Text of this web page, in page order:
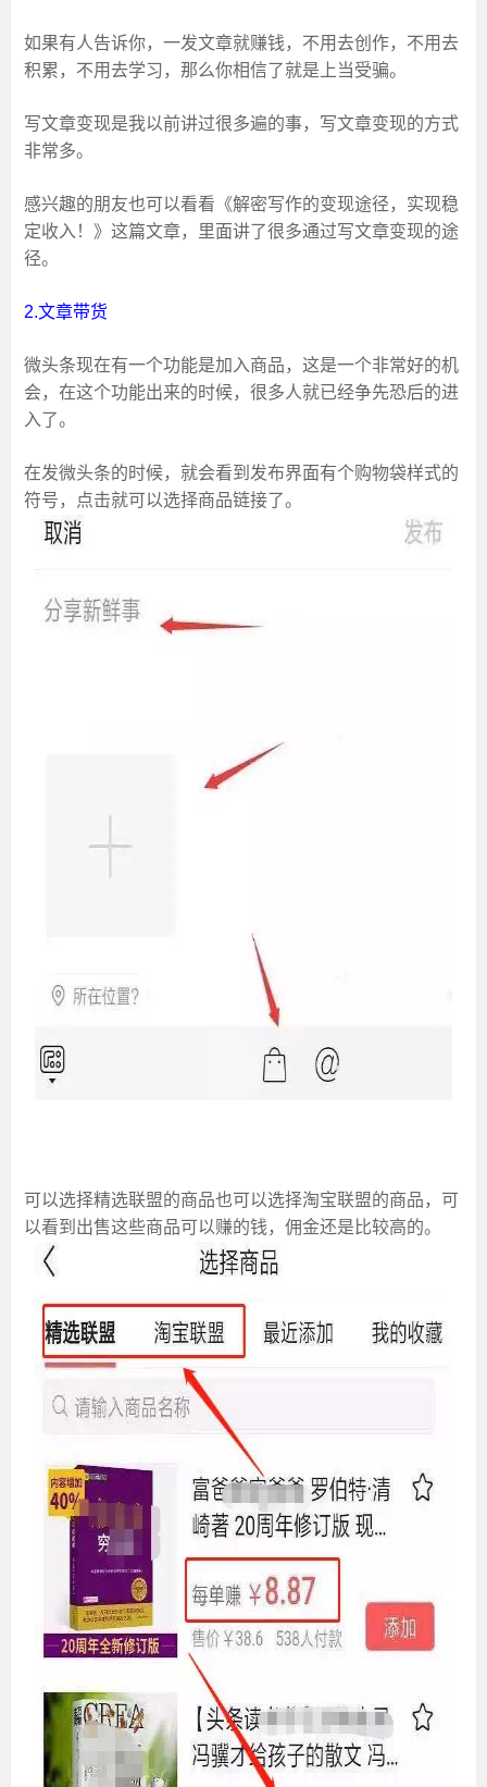
如果有人告诉你，一发文章就赚钱，不用去创作，不用去
积累，不用去学习，那么你相信了就是上当受骗。
写文章变现是我以前讲过很多遍的事，写文章变现的方式
非常多。
感兴趣的朋友也可以看看《解密写作的变现途径，实现稳
定收入！》这篇文章，里面讲了很多通过写文章变现的途
径。
2.文章带货
微头条现在有一个功能是加入商品，这是一个非常好的机
会，在这个功能出来的时候，很多人就已经争先恐后的进
入了。
在发微头条的时候，就会看到发布界面有个购物袋样式的
符号，点击就可以选择商品链接了。
可以选择精选联盟的商品也可以选择淘宝联盟的商品，可
以看到出售这些商品可以赚的钱，佣金还是比较高的。